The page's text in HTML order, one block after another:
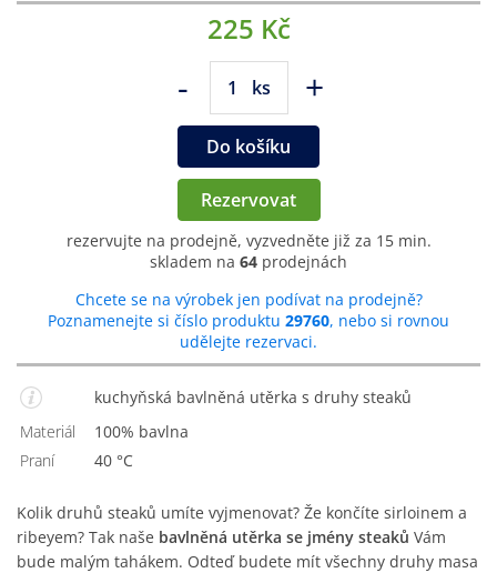
225 Kč
- ks +
Do košíku
Rezervovat
rezervujte na prodejně, vyzvedněte již za 15 min.
skladem na 64 prodejnách
Chcete se na výrobek jen podívat na prodejně?
Poznamenejte si číslo produktu 29760, nebo si rovnou
udělejte rezervaci.
kuchyňská bavlněná utěrka s druhy steaků
Materiál
100% bavlna
Praní
40 °C
Kolik druhů steaků umíte vyjmenovat? Že končíte sirloinem a
ribeyem? Tak naše bavlněná utěrka se jmény steaků Vám
bude malým tahákem. Odteď budete mít všechny druhy masa